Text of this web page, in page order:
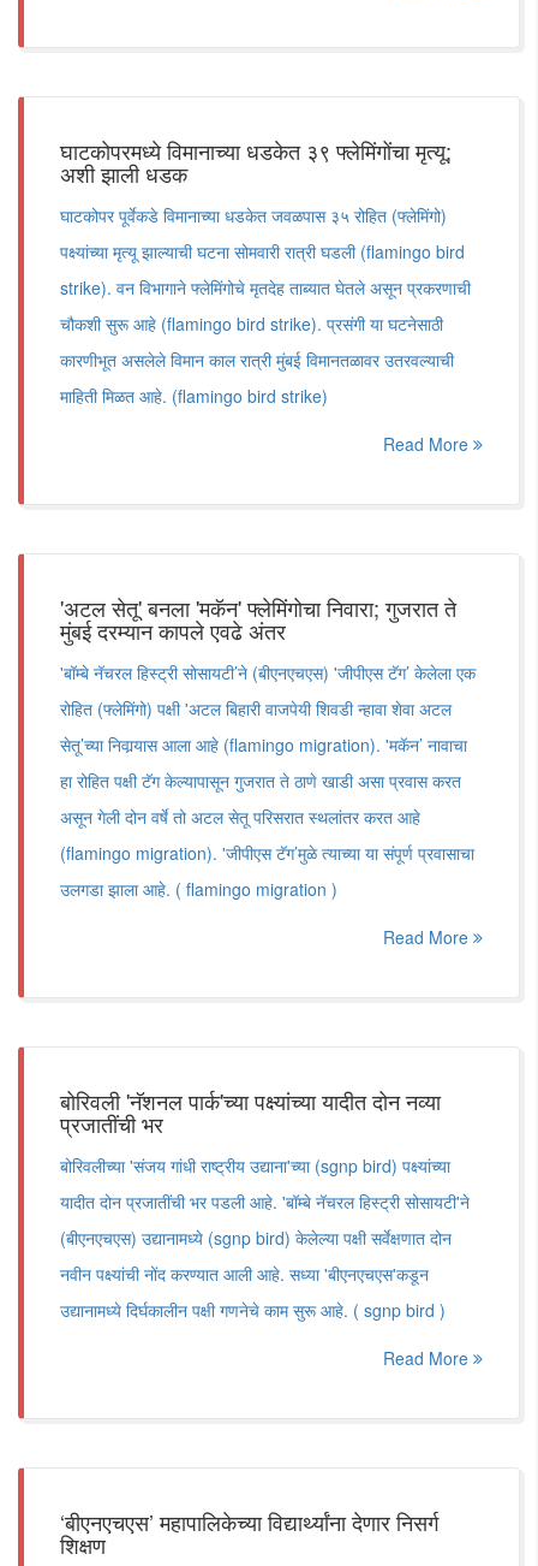
घाटकोपरमध्ये विमानाच्या धडकेत ३९ फ्लेमिंगोंचा मृत्यू;
अशी झाली धडक
घाटकोपर पूर्वेकडे विमानाच्या धडकेत जवळपास ३५ रोहित (फ्लेमिंगो)
पक्ष्यांच्या मृत्यू झाल्याची घटना सोमवारी रात्री घडली (flamingo bird
strike). वन विभागाने फ्लेमिंगोचे मृतदेह ताब्यात घेतले असून प्रकरणाची
चौकशी सुरू आहे (flamingo bird strike). प्रसंगी या घटनेसाठी
कारणीभूत असलेले विमान काल रात्री मुंबई विमानतळावर उतरवल्याची
माहिती मिळत आहे. (flamingo bird strike)
Read More
'अटल सेतू' बनला 'मकॅन' फ्लेमिंगोचा निवारा; गुजरात ते
मुंबई दरम्यान कापले एवढे अंतर
'बॉम्बे नॅचरल हिस्ट्री सोसायटी’ने (बीएनएचएस) 'जीपीएस टॅग’ केलेला एक
रोहित (फ्लेमिंगो) पक्षी 'अटल बिहारी वाजपेयी शिवडी न्हावा शेवा अटल
सेतू’च्या निवार्‍यास आला आहे (flamingo migration). 'मकॅन’ नावाचा
हा रोहित पक्षी टॅग केल्यापासून गुजरात ते ठाणे खाडी असा प्रवास करत
असून गेली दोन वर्षे तो अटल सेतू परिसरात स्थलांतर करत आहे
(flamingo migration). 'जीपीएस टॅग’मुळे त्याच्या या संपूर्ण प्रवासाचा
उलगडा झाला आहे. ( flamingo migration )
Read More
बोरिवली 'नॅशनल पार्क'च्या पक्ष्यांच्या यादीत दोन नव्या
प्रजातींची भर
बोरिवलीच्या 'संजय गांधी राष्ट्रीय उद्याना'च्या (sgnp bird) पक्ष्यांच्या
यादीत दोन प्रजातींची भर पडली आहे. 'बॉम्बे नॅचरल हिस्ट्री सोसायटी'ने
(बीएनएचएस) उद्यानामध्ये (sgnp bird) केलेल्या पक्षी सर्वेक्षणात दोन
नवीन पक्ष्यांची नोंद करण्यात आली आहे. सध्या 'बीएनएचएस'कडून
उद्यानामध्ये दिर्घकालीन पक्षी गणनेचे काम सुरू आहे. ( sgnp bird )
Read More
‘बीएनएचएस’ महापालिकेच्या विद्यार्थ्यांना देणार निसर्ग
शिक्षण